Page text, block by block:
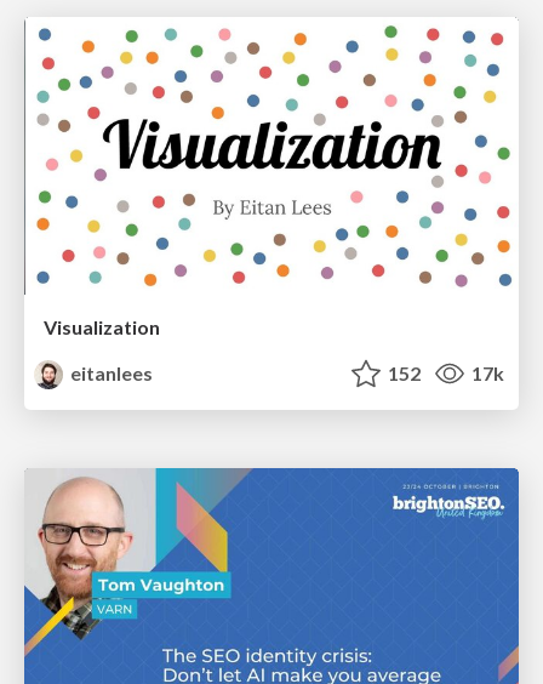
Visualization
eitanlees
152 17k